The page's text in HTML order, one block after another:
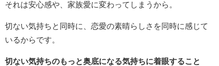
それは安心感や、家族愛に変わってしまうから。
切ない気持ちと同時に、恋愛の素晴らしさを同時に感じて
いるからです。
切ない気持ちのもっと奥底になる気持ちに着眼すること